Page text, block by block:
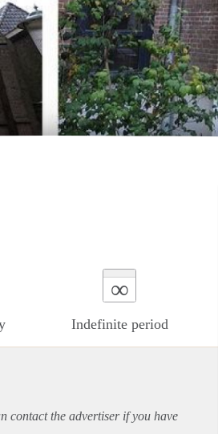
∞
Indefinite period
contact the advertiser if you have